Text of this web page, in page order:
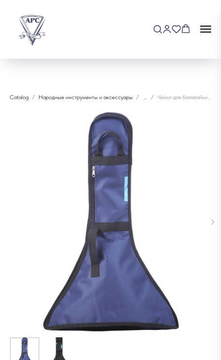
Catalog Народные инструменты и аксессуары ... Чехол для балалайки Балалайкеръ A-BF